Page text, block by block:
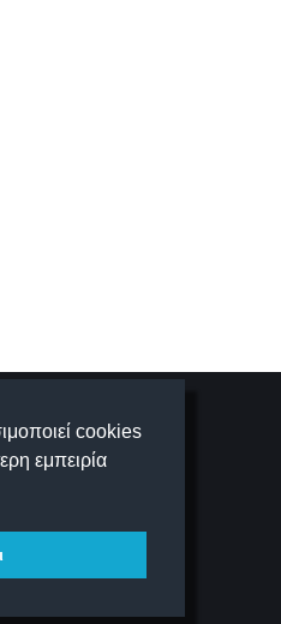
cookies
εμπειρία